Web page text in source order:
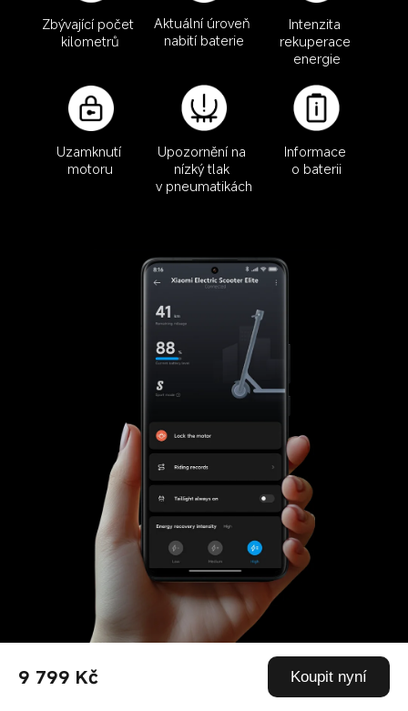
9 799 Kč Koupit nyní
Zbývající počet
kilometrů
Aktuální úroveň
nabití baterie
Intenzita
rekuperace
energie
Uzamknutí
motoru
Upozornění na
nízký tlak
v pneumatikách
Informace
o baterii